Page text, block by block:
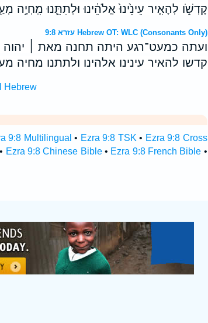
קָדְשֹׁ֑ו לְהָאִ֤יר עֵינֵ֙ינוּ֙ אֱלֹהֵ֔ינוּ וּלְתִתֵּ֛נוּ מִֽחְיָ֥ה
עזרא 9:8 Hebrew OT: WLC (Consonants Only)
ועתה כמעט־רגע היתה תחנה מאת ׀ יהוה
קדשו להאיר עינינו אלהינו ולתתנו מחיה
Hebrew
9:8 Multilingual • Ezra 9:8 TSK • Ezra 9:8 Cross
• Ezra 9:8 Chinese Bible• Ezra 9:8 French Bible •